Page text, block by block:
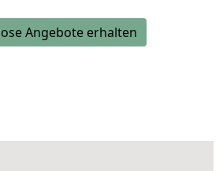
Angebote erhalten